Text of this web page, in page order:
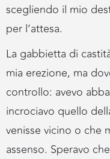
scegliendo il mio
per l’attesa.
La gabbietta di
mia erezione, ma
controllo: avevo
incrociavo quello
venisse vicino o che
assenso. Speravo